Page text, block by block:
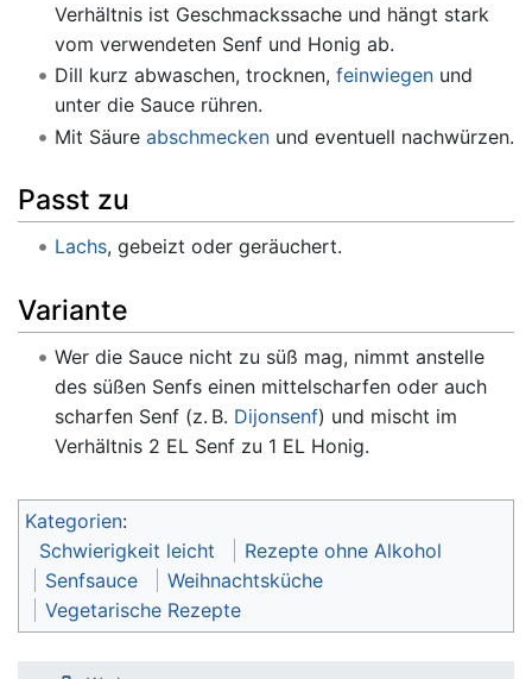
Verhältnis ist Geschmackssache und hängt stark
vom verwendeten Senf und Honig ab.
Dill kurz abwaschen, trocknen, feinwiegenund
unter die Sauce rühren.
Mit Säure abschmeckenund eventuell nachwürzen.
Passt zu
Lachs, gebeizt oder geräuchert.
Variante
Wer die Sauce nicht zu süß mag, nimmt anstelle
des süßen Senfs einen mittelscharfen oder auch
scharfen Senf (z. B. Dijonsenf) und mischt im
Verhältnis 2 EL Senf zu 1 EL Honig.
Kategorien:
Schwierigkeit leicht
Rezepte ohne Alkohol
Senfsauce
Weihnachtsküche
Vegetarische Rezepte